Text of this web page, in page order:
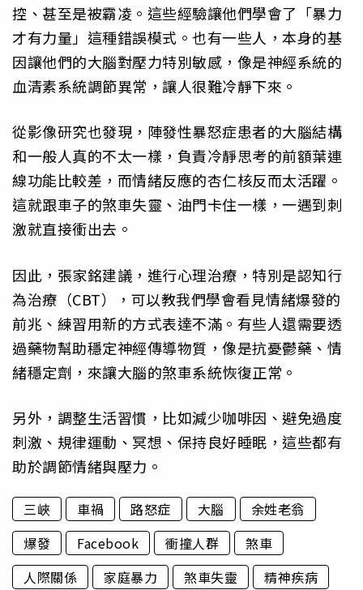
控、甚至是被霸凌。這些經驗讓他們學會了「暴力
才有力量」這種錯誤模式。也有一些人，本身的基
因讓他們的大腦對壓力特別敏感，像是神經系統的
血清素系統調節異常，讓人很難冷靜下來。
從影像研究也發現，陣發性暴怒症患者的大腦結構
和一般人真的不太一樣，負責冷靜思考的前額葉連
線功能比較差，而情緒反應的杏仁核反而太活躍。
這就跟車子的煞車失靈、油門卡住一樣，一遇到刺
激就直接衝出去。
因此，張家銘建議，進行心理治療，特別是認知行
為治療（CBT），可以教我們學會看見情緒爆發的
前兆、練習用新的方式表達不滿。有些人還需要透
過藥物幫助穩定神經傳導物質，像是抗憂鬱藥、情
緒穩定劑，來讓大腦的煞車系統恢復正常。
另外，調整生活習慣，比如減少咖啡因、避免過度
刺激、規律運動、冥想、保持良好睡眠，這些都有
助於調節情緒與壓力。
三峽 車禍 路怒症 大腦
余姓老翁
爆發
Facebook 衝撞人群
煞車
人際關係
家庭暴力 煞車失靈
精神疾病